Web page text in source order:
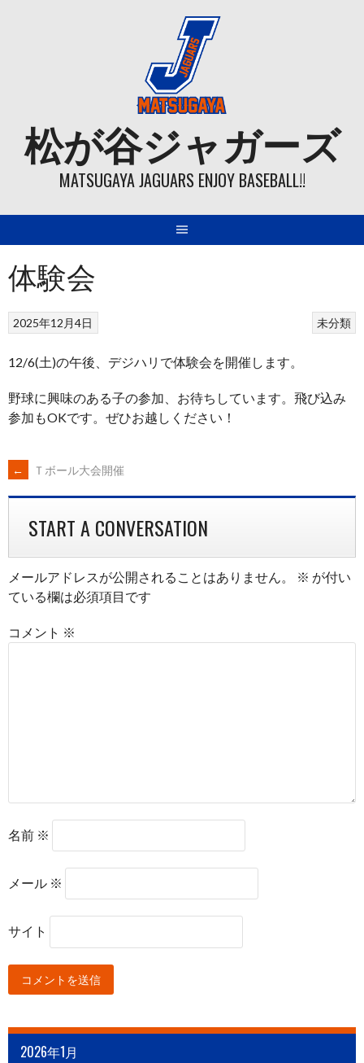
松が谷ジャガーズ
MATSUGAYA JAGUARS ENJOY BASEBALL!!
体験会
未分類
2025年12月4日
12/6(土)の午後、デジハリで体験会を開催します。
野球に興味のある子の参加、お待ちしています。飛び込み
参加もOKです。ぜひお越しください！
POST
NAVIGATION
← Ｔボール大会開催
START A CONVERSATION
メールアドレスが公開されることはありません。 ※ が付い
ている欄は必須項目です
コメント ※
名前 ※
メール ※
サイト
2026年1月